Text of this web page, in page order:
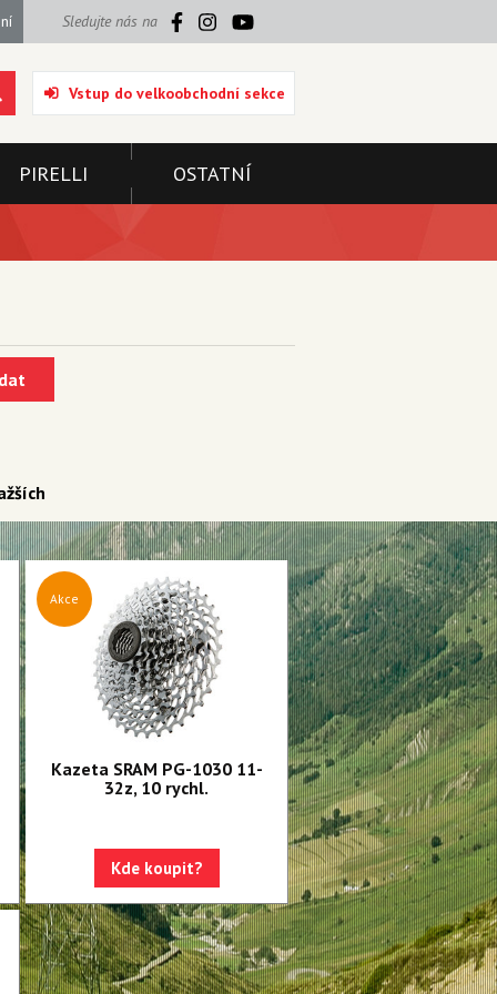
Sledujte nás na
Vstup do velkoobchodní sekce
PIRELLI OSTATNÍ
Akce
Kazeta SRAM PG-1030 11-
32z, 10 rychl.
Kde koupit?